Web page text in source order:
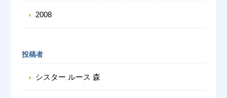
2008
投稿者
シスター ルース 森